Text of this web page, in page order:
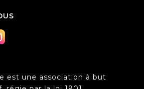
est une association à but